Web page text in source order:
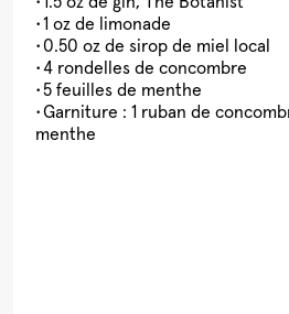
1 oz de limonade
0.50 oz de sirop de miel local
4 rondelles de concombre
5 feuilles de menthe
Garniture : 1 ruban de
menthe